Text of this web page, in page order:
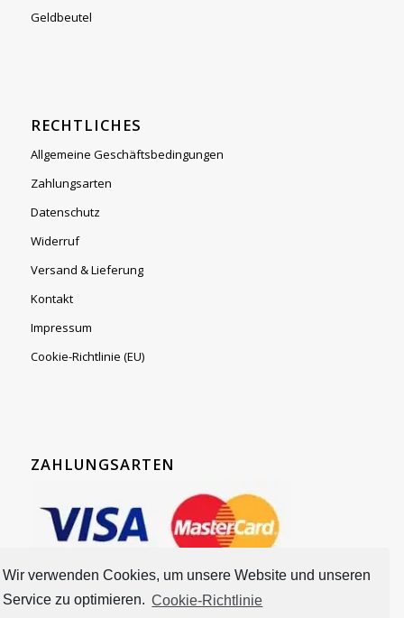
Wir verwenden Cookies, um unsere Website und unseren
Service zu optimieren. Cookie-Richtlinie
Geldbeutel
RECHTLICHES
Allgemeine Geschäftsbedingungen
Zahlungsarten
Datenschutz
Widerruf
Versand & Lieferung
Kontakt
Impressum
Cookie-Richtlinie (EU)
ZAHLUNGSARTEN